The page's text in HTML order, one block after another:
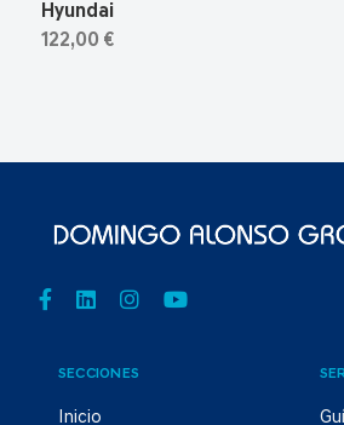
Hyundai
122,00 €
SECCIONES
Inicio